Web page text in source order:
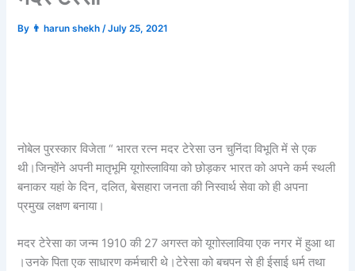
By 👨 harun shekh/July 25, 2021
नोबेल पुरस्कार विजेता “ भारत रत्न मदर टेरेसा उन चुनिंदा विभूति में से एक
थी।जिन्होंने अपनी मातृभूमि यूगोस्लाविया को छोड़कर भारत को अपने कर्म स्थली
बनाकर यहां के दिन, दलित, बेसहारा जनता की निस्वार्थ सेवा को ही अपना
प्रमुख लक्षण बनाया।
मदर टेरेसा का जन्म 1910 की 27 अगस्त को यूगोस्लाविया एक नगर में हुआ था
।उनके पिता एक साधारण कर्मचारी थे।टेरेसा को बचपन से ही ईसाई धर्म तथा